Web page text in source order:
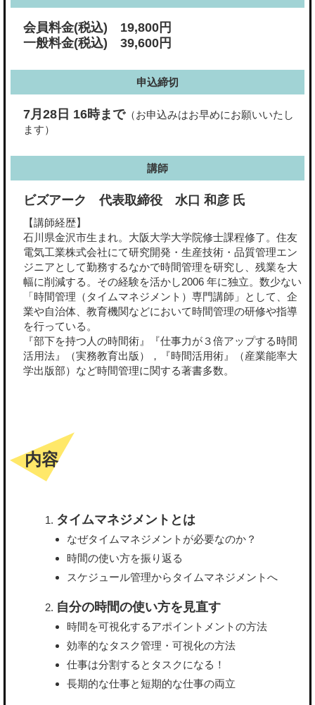
会員料金(税込) 19,800円
一般料金(税込) 39,600円
申込締切
7月28日 16時まで（お申込みはお早めにお願いいたし
ます）
講師
ビズアーク 代表取締役 水口 和彦 氏
【講師経歴】
石川県金沢市生まれ。大阪大学大学院修士課程修了。住友
電気工業株式会社にて研究開発・生産技術・品質管理エン
ジニアとして勤務するなかで時間管理を研究し、残業を大
幅に削減する。その経験を活かし2006 年に独立。数少ない
「時間管理（タイムマネジメント）専門講師」として、企
業や自治体、教育機関などにおいて時間管理の研修や指導
を行っている。
『部下を持つ人の時間術』『仕事力が３倍アップする時間
活用法』（実務教育出版），『時間活用術』（産業能率大
学出版部）など時間管理に関する著書多数。
内容
タイムマネジメントとは
なぜタイムマネジメントが必要なのか？
時間の使い方を振り返る
スケジュール管理からタイムマネジメントへ
自分の時間の使い方を見直す
時間を可視化するアポイントメントの方法
効率的なタスク管理・可視化の方法
仕事は分割するとタスクになる！
長期的な仕事と短期的な仕事の両立